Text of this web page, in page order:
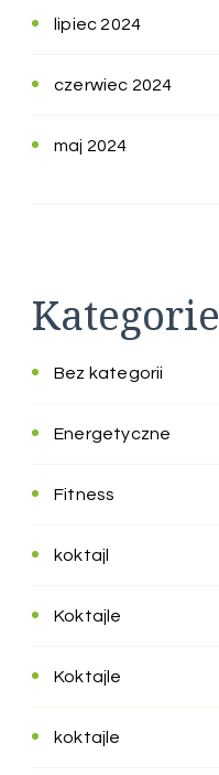
lipiec 2024
czerwiec 2024
maj 2024
Kategorie
Bez kategorii
Energetyczne
Fitness
koktajl
Koktajle
Koktajle
koktajle